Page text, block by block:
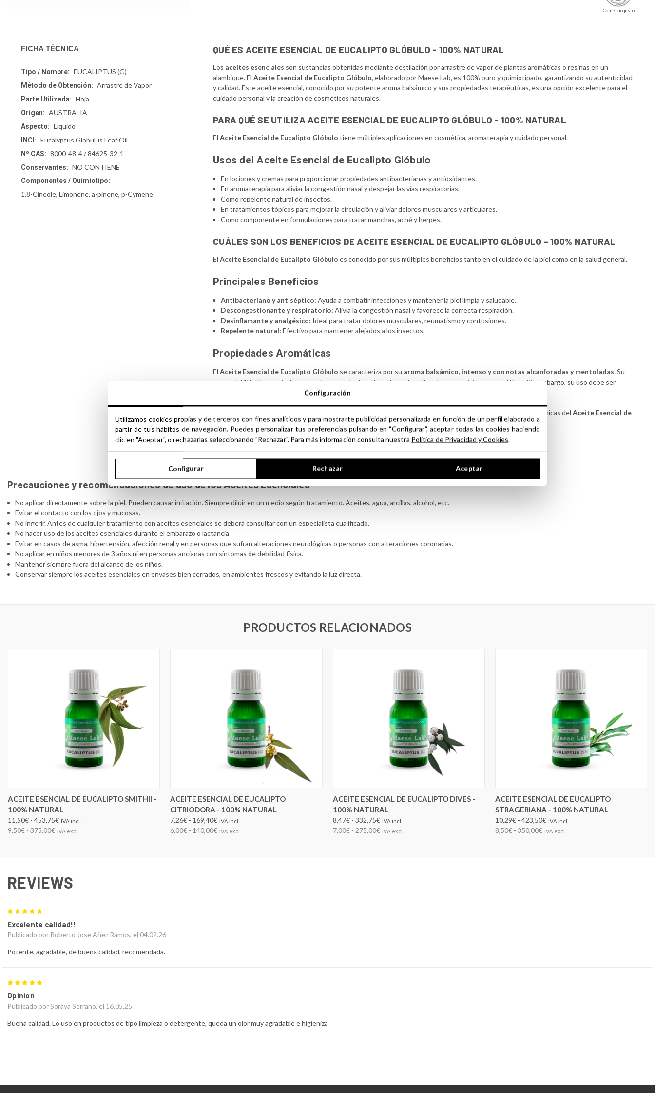
Comercio justo
FICHA TÉCNICA
Tipo / Nombre: EUCALIPTUS (G)
Método de Obtención: Arrastre de Vapor
Parte Utilizada: Hoja
Origen: AUSTRALIA
Aspecto: Líquido
INCI: Eucalyptus Globulus Leaf Oil
Nº CAS: 8000-48-4 / 84625-32-1
Conservantes: NO CONTIENE
Componentes / Quimiotipo:
1,8-Cineole, Limonene, a-pinene, p-Cymene
QUÉ ES ACEITE ESENCIAL DE EUCALIPTO GLÓBULO - 100% NATURAL
Los aceites esenciales son sustancias obtenidas mediante destilación por arrastre de vapor de plantas aromáticas o resinas en un
alambique. ElAceite Esencial de Eucalipto Glóbulo, elaborado por Maese Lab, es 100% puro y quimiotipado, garantizando su autenticidad
y calidad. Este aceite esencial, conocido por su potente aroma balsámico y sus propiedades terapéuticas, es una opción excelente para el
cuidado personal y la creación de cosméticos naturales.
PARA QUÉ SE UTILIZA ACEITE ESENCIAL DE EUCALIPTO GLÓBULO - 100% NATURAL
ElAceite Esencial de Eucalipto Glóbulo tiene múltiples aplicaciones en cosmética, aromaterapia y cuidado personal.
Usos del Aceite Esencial de Eucalipto Glóbulo
En lociones y cremas para proporcionar propiedades antibacterianas y antioxidantes.
En aromaterapia para aliviar la congestión nasal y despejar las vías respiratorias.
Como repelente natural de insectos.
En tratamientos tópicos para mejorar la circulación y aliviar dolores musculares y articulares.
Como componente en formulaciones para tratar manchas, acné y herpes.
CUÁLES SON LOS BENEFICIOS DE ACEITE ESENCIAL DE EUCALIPTO GLÓBULO - 100% NATURAL
ElAceite Esencial de Eucalipto Glóbulo es conocido por sus múltiples beneficios tanto en el cuidado de la piel como en la salud general.
Principales Beneficios
Antibacteriano y antiséptico: Ayuda a combatir infecciones y mantener la piel limpia y saludable.
Descongestionante y respiratorio: Alivia la congestión nasal y favorece la correcta respiración.
Desinflamante y analgésico: Ideal para tratar dolores musculares, reumatismo y contusiones.
Repelente natural: Efectivo para mantener alejados a los insectos.
Propiedades Aromáticas
ElAceite Esencial de Eucalipto Glóbulo se caracteriza por su aroma balsámico, intenso y con notas alcanforadas y mentoladas. Su
gran volatilidad lo convierte en un elemento destacado en las notas altas de composiciones aromáticas. Sin embargo, su uso debe ser
moderado debido a su carácter invasivo en mezclas.
y aprovecha las propiedades únicas delAceite Esencial de
Eucalipto Glóbulo en tus formulaciones cosméticas y aromáticas.
Precauciones y recomendaciones de uso de los Aceites Esenciales
No aplicar directamente sobre la piel. Pueden causar irritación. Siempre diluir en un medio según tratamiento. Aceites, agua, arcillas, alcohol, etc.
Evitar el contacto con los ojos y mucosas.
No ingerir. Antes de cualquier tratamiento con aceites esenciales se deberá consultar con un especialista cualificado.
No hacer uso de los aceites esenciales durante el embarazo o lactancia
Evitar en casos de asma, hipertensión, afección renal y en personas que sufran alteraciones neurológicas o personas con alteraciones coronarias.
No aplicar en niños menores de 3 años ni en personas ancianas con síntomas de debilidad física.
Mantener siempre fuera del alcance de los niños.
Conservar siempre los aceites esenciales en envases bien cerrados, en ambientes frescos y evitando la luz directa.
PRODUCTOS RELACIONADOS
ELEGIR OPCIONES
ACEITE ESENCIAL DE EUCALIPTO SMITHII -
100% NATURAL
11,50€ - 453,75€ IVA incl.
9,50€ - 375,00€ IVA excl.
ELEGIR OPCIONES
ACEITE ESENCIAL DE EUCALIPTO
CITRIODORA - 100% NATURAL
7,26€ - 169,40€ IVA incl.
6,00€ - 140,00€ IVA excl.
ELEGIR OPCIONES
ACEITE ESENCIAL DE EUCALIPTO DIVES -
100% NATURAL
8,47€ - 332,75€ IVA incl.
7,00€ - 275,00€ IVA excl.
ELEGIR OPCIONES
ACEITE ESENCIAL DE EUCALIPTO
STRAGERIANA - 100% NATURAL
10,29€ - 423,50€ IVA incl.
8,50€ - 350,00€ IVA excl.
REVIEWS
Excelente calidad!!
Publicado por Roberto Jose Añez Ramos, el 04.02.26
Potente, agradable, de buena calidad, recomendada.
Opinion
Publicado por Soraya Serrano, el 16.05.25
Buena calidad. Lo uso en productos de tipo limpieza o detergente, queda un olor muy agradable e higieniza
Configuración
Utilizamos cookies propias y de terceros con fines analíticos y para mostrarte publicidad personalizada en función de un perfil elaborado a
partir de tus hábitos de navegación. Puedes personalizar tus preferencias pulsando en "Configurar", aceptar todas las cookies haciendo
clic en "Aceptar", o rechazarlas seleccionando "Rechazar". Para más información consulta nuestra Política de Privacidad y Cookies.
Configurar Rechazar Aceptar